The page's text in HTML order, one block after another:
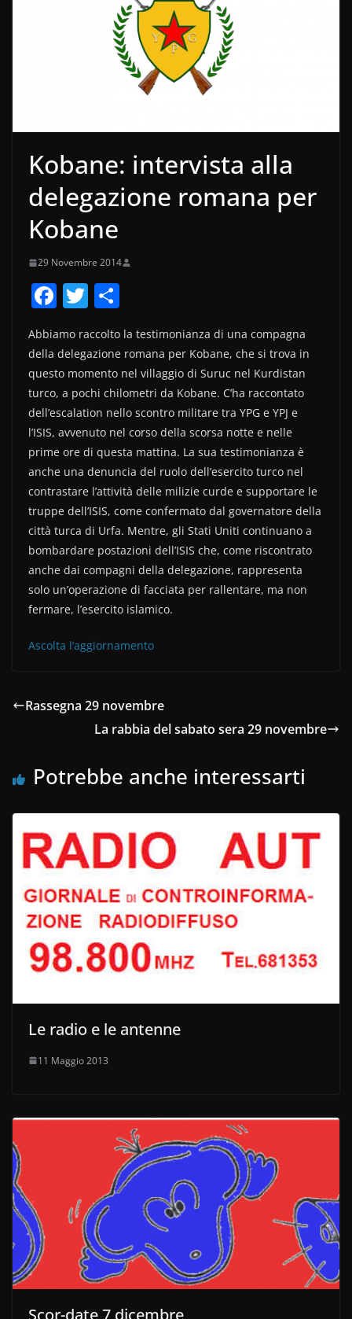
Kobane: intervista alla
delegazione romana per
Kobane
29 Novembre 2014
F
c
e
b
o
o
k
T
itt
er
o
n
di
vi
di
Abbiamo raccolto la testimonianza di una compagna
della delegazione romana per Kobane, che si trova in
questo momento nel villaggio di Suruc nel Kurdistan
turco, a pochi chilometri da Kobane. C’ha raccontato
dell’escalation nello scontro militare tra YPG e YPJ e
l’ISIS, avvenuto nel corso della scorsa notte e nelle
prime ore di questa mattina. La sua testimonianza è
anche una denuncia del ruolo dell’esercito turco nel
contrastare l’attività delle milizie curde e supportare le
truppe dell’ISIS, come confermato dal governatore della
città turca di Urfa. Mentre, gli Stati Uniti continuano a
bombardare postazioni dell’ISIS che, come riscontrato
anche dai compagni della delegazione, rappresenta
solo un’operazione di facciata per rallentare, ma non
fermare, l’esercito islamico.
Ascolta l’aggiornamento
Rassegna 29 novembre
La rabbia del sabato sera 29 novembre
Potrebbe anche interessarti
Le radio e le antenne
11 Maggio 2013